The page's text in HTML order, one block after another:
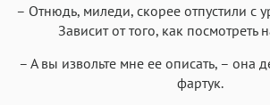
– Отнюдь, миледи, скорее отпустили с
Зависит от того, как посмотреть
– А вы извольте мне ее описать, – она
фартук.